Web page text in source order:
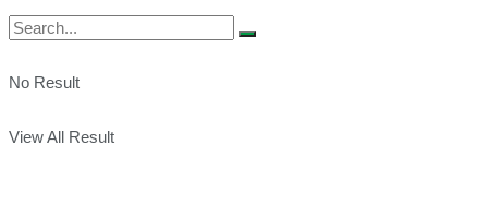
No Result
View All Result